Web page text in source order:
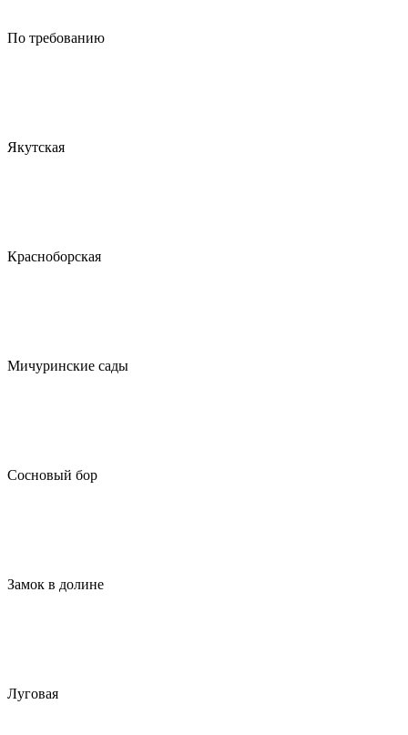
По требованию
Якутская
Красноборская
Мичуринские сады
Сосновый бор
Замок в долине
Луговая